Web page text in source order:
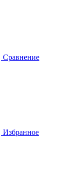
Сравнение
Избранное